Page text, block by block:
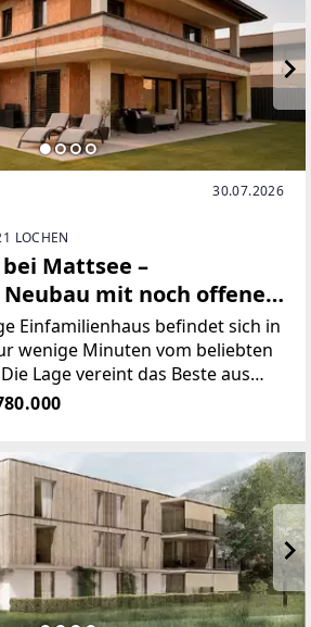
30.07.2026
LOCHEN
Mattsee –
mit noch offener
Balkonfertigstellung
Einfamilienhaus befindet sich in
wenige Minuten vom beliebten
Lage vereint das Beste aus
Ruhe inmitten der Natur und
Anbindung an die